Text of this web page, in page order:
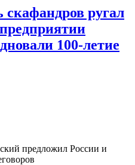
скафандров ругал
100-летие
предложил России и